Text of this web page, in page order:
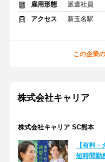
雇用形態
派遣社員
アクセス
新玉名駅
この企業
株式会社キャリア
株式会社キャリア SC熊本
【有料
短時間勤